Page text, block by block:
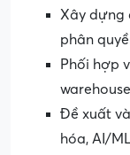
Xây dựng
phân
Phối hợp
Đề xuất
hóa, AI/